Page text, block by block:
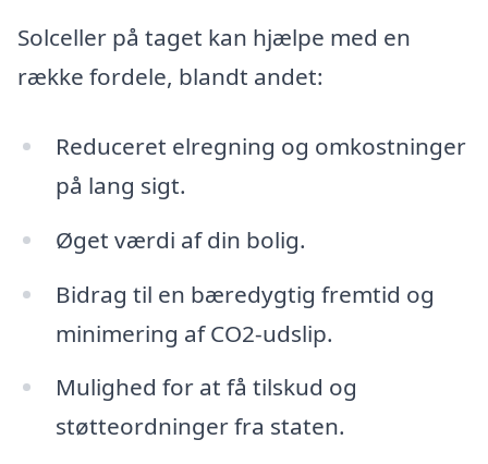
Solceller på taget kan hjælpe med en
række fordele, blandt andet:
Reduceret elregning og omkostninger
på lang sigt.
Øget værdi af din bolig.
Bidrag til en bæredygtig fremtid og
minimering af CO2-udslip.
Mulighed for at få tilskud og
støtteordninger fra staten.